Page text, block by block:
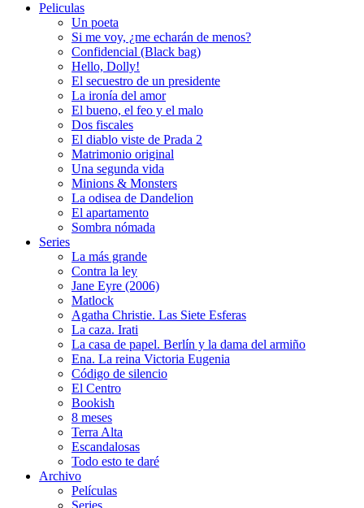
Peliculas
Un poeta
Si me voy, ¿me echarán de menos?
Confidencial (Black bag)
Hello, Dolly!
El secuestro de un presidente
La ironía del amor
El bueno, el feo y el malo
Dos fiscales
El diablo viste de Prada 2
Matrimonio original
Una segunda vida
Minions & Monsters
La odisea de Dandelion
El apartamento
Sombra nómada
Series
La más grande
Contra la ley
Jane Eyre (2006)
Matlock
Agatha Christie. Las Siete Esferas
La caza. Irati
La casa de papel. Berlín y la dama del armiño
Ena. La reina Victoria Eugenia
Código de silencio
El Centro
Bookish
8 meses
Terra Alta
Escandalosas
Todo esto te daré
Archivo
Películas